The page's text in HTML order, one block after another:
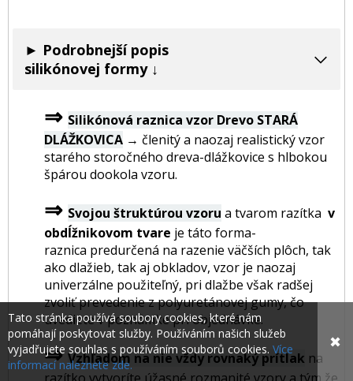
► Podrobnejší popis
silikónovej formy ↓
⇒ Silikónová raznica vzor Drevo STARÁ
DLÁŽKOVICA → členitý a naozaj realistický vzor
starého storočného dreva-dlážkovice s hlbokou
špárou dookola vzoru.
⇒ Svojou štruktúrou vzoru a tvarom razítka v
obdĺžnikovom tvare je táto forma-
raznica predurčená na razenie väčších plôch, tak
ako dlažieb, tak aj obkladov, vzor je naozaj
univerzálne použiteľný, pri dlažbe však radšej
zvoliť prevedenie z polyuretánovej gumy, čo
uvediete v poznámke pri objednávke.
⇒Vzhľadom na nie vždy rovnaký prítlak na
razítko vytvoríte úžasné rozmanité vzory a tým že
Tato stránka používá soubory cookies, které nám
pomáhají poskytovat služby. Používáním našich služeb
vyjadřujete souhlas s používáním souborů cookies. Více
informací naleznete zde.
✖